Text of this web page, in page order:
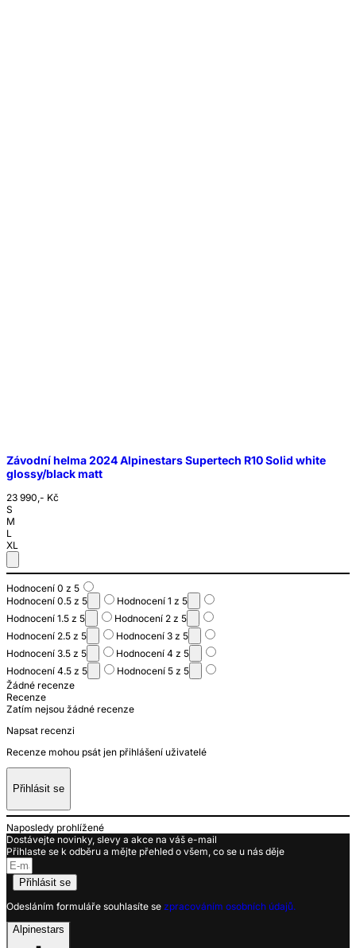
Závodní helma 2024 Alpinestars Supertech R10 Solid white
glossy/black matt
23 990,- Kč
S
M
L
XL
Hodnocení 0 z 5
Hodnocení 0.5 z 5
Hodnocení 1 z 5
Hodnocení 1.5 z 5
Hodnocení 2 z 5
Hodnocení 2.5 z 5
Hodnocení 3 z 5
Hodnocení 3.5 z 5
Hodnocení 4 z 5
Hodnocení 4.5 z 5
Hodnocení 5 z 5
Žádné recenze
Recenze
Zatím nejsou žádné recenze
Napsat recenzi
Recenze mohou psát jen přihlášení uživatelé
Přihlásit se
Naposledy prohlížené
Dostávejte novinky, slevy a akce na váš e-mail
Přihlaste se k odběru a mějte přehled o všem, co se u nás děje
Přihlásit se
Odesláním formuláře souhlasíte se zpracováním osobních údajů.
Alpinestars